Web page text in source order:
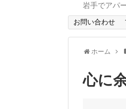
岩手でアパ
お問い合わせ
ホーム
心に